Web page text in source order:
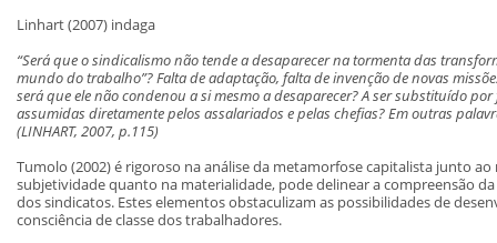
Linhart (2007) indaga
“Será que o sindicalismo não tende a desaparecer na tormenta das
mundo do trabalho”? Falta de adaptação, falta de invenção de novas
será que ele não condenou a si mesmo a desaparecer? A ser substituído
assumidas diretamente pelos assalariados e pelas chefias? Em outras
(LINHART, 2007, p.115)
Tumolo (2002) é rigoroso na análise da metamorfose capitalista junto
subjetividade quanto na materialidade, pode delinear a compreensão
dos sindicatos. Estes elementos obstaculizam as possibilidades de
consciência de classe dos trabalhadores.